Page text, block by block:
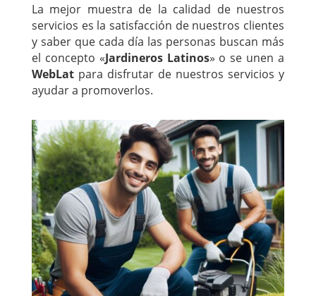
La mejor muestra de la calidad de nuestros
servicios es la satisfacción de nuestros clientes
y saber que cada día las personas buscan más
el concepto «Jardineros Latinos» o se unen a
WebLatpara disfrutar de nuestros servicios y
ayudar a promoverlos.